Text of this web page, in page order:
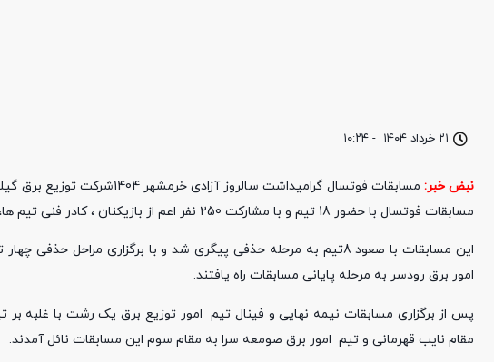
۲۱ خرداد ۱۴۰۴ - ۱۰:۲۴
نبض خبر: مسابقات فوتسال گرامیداشت سالروز آزادی خرمشهر 1404شرکت توزیع برق گیلان با قهرمانی امور توزیع برق یک رشت پایان یافت .
مسابقات فوتسال با حضور 18 تیم و با مشارکت
۲50 نفر اعم از بازیکنان ، کادر فنی تیم ها، داوران و هیئت اجرایی در پنج گروه از اول اردیبهشت 1404 آغاز شد.
این مسابقات با صعود 8تیم به مرحله حذفی پیگری شد و با برگزاری
امور برق رودسر به مرحله پایانی مسابقات راه یافتند.
پس از برگزاری مسابقات نیمه نهایی و فینال تیم امور توزیع برق یک رشت با غلبه بر
مقام نایب قهرمانی و تیم امور برق صومعه سرا به مقام سوم این مسابقات نائل آمدند.